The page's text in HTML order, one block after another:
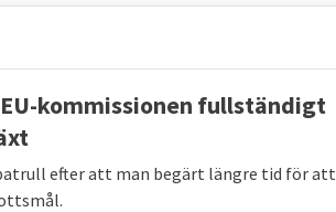
kommissionen fullständigt
efter att man begärt längre tid för att